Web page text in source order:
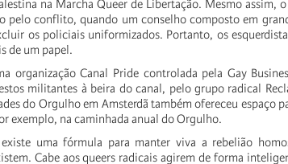
na Marcha Queer de Libertação. Mesmo assim,
pelo conflito, quando um conselho composto em
os policiais uniformizados. Portanto, os
de um papel.
organização Canal Pride controlada pela Gay
militantes à beira do canal, pelo grupo radical
do Orgulho em Amsterdã também ofereceu espaço
exemplo, na caminhada anual do Orgulho.
existe uma fórmula para manter viva a rebelião
Cabe aos queers radicais agirem de forma